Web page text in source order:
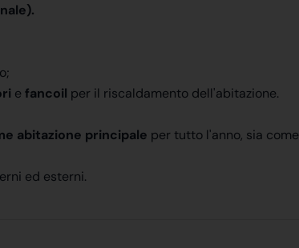
e fancoil per il riscaldamento dell'abitazione.
abitazione principale per tutto l'anno, sia come
ed esterni.